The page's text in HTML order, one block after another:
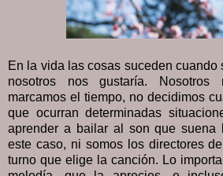
En la vida las cosas suceden cuando
nosotros nos gustaría.
marcamos el tiempo, no decidimos
que ocurran determinadas
aprender a bailar al son que suena
este caso, ni somos los directores
turno que elige la canción. Lo